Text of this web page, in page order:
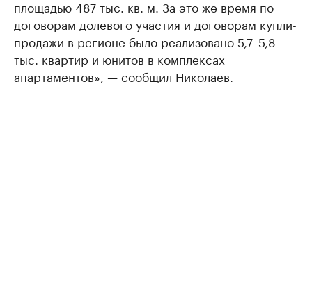
площадью 487 тыс. кв. м. За это же время по
договорам долевого участия и договорам купли-
продажи в регионе было реализовано 5,7–5,8
тыс. квартир и юнитов в комплексах
апартаментов», — сообщил Николаев.